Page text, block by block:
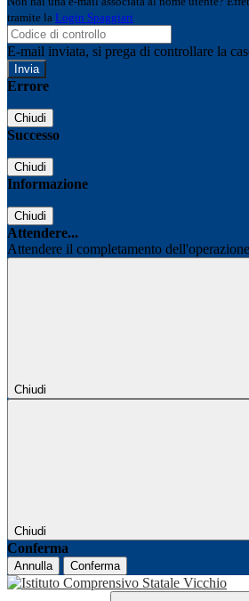
tramite la Login Spaggiari
E-mail inviata, si prega di controllare la
Errore
Chiudi
Successo
Chiudi
Informazione
Chiudi
Attendere...
Attendere il completamento
Chiudi
Chiudi
Conferma
Annulla Conferma